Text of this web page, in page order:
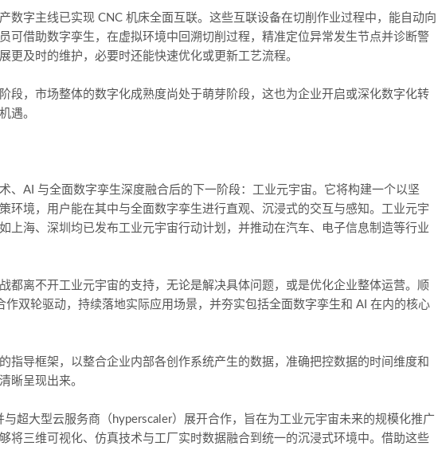
数字主线已实现 CNC 机床全面互联。这些互联设备在切削作业过程中，能自动向
可借助数字孪生，在虚拟环境中回溯切削过程，精准定位异常发生节点并诊断警
更及时的维护，必要时还能快速优化或更新工艺流程。
段，市场整体的数字化成熟度尚处于萌芽阶段，这也为企业开启或深化数字化转
遇。
、AI 与全面数字孪生深度融合后的下一阶段：工业元宇宙。它将构建一个以坚
环境，用户能在其中与全面数字孪生进行直观、沉浸式的交互与感知。工业元宇
上海、深圳均已发布工业元宇宙行动计划，并推动在汽车、电子信息制造等行业
都离不开工业元宇宙的支持，无论是解决具体问题，或是优化企业整体运营。顺
双轮驱动，持续落地实际应用场景，并夯实包括全面数字孪生和 AI 在内的核心
指导框架，以整合企业内部各创作系统产生的数据，准确把控数据的时间维度和
晰呈现出来。
超大型云服务商（hyperscaler）展开合作，旨在为工业元宇宙未来的规模化推广
将三维可视化、仿真技术与工厂实时数据融合到统一的沉浸式环境中。借助这些